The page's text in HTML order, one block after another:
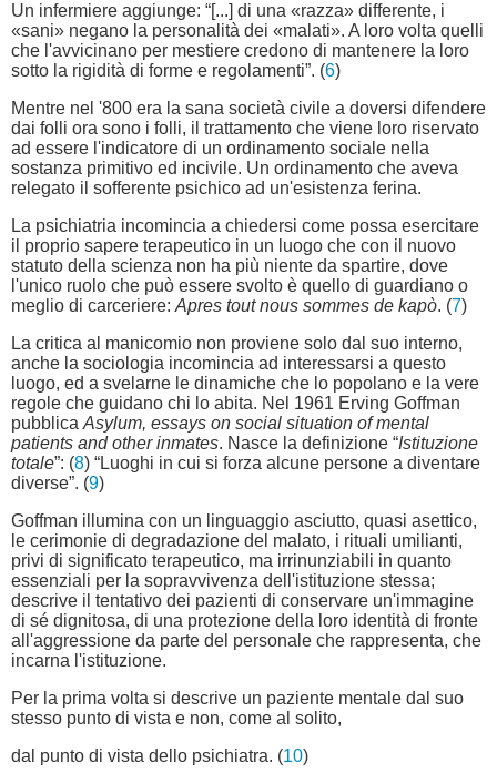
Un infermiere aggiunge: “[...] di una «razza» differente, i
«sani» negano la personalità dei «malati». A loro volta quelli
che l'avvicinano per mestiere credono di mantenere la loro
sotto la rigidità di forme e regolamenti”. (6)
Mentre nel '800 era la sana società civile a doversi difendere
dai folli ora sono i folli, il trattamento che viene loro riservato
ad essere l'indicatore di un ordinamento sociale nella
sostanza primitivo ed incivile. Un ordinamento che aveva
relegato il sofferente psichico ad un'esistenza ferina.
La psichiatria incomincia a chiedersi come possa esercitare
il proprio sapere terapeutico in un luogo che con il nuovo
statuto della scienza non ha più niente da spartire, dove
l'unico ruolo che può essere svolto è quello di guardiano o
meglio di carceriere:Apres tout nous sommes de kapò. (7)
La critica al manicomio non proviene solo dal suo interno,
anche la sociologia incomincia ad interessarsi a questo
luogo, ed a svelarne le dinamiche che lo popolano e la vere
regole che guidano chi lo abita. Nel 1961 Erving Goffman
pubblicaAsylum, essays on social situation of mental
patients and other inmates. Nasce la definizione “Istituzione
totale”: (8) “Luoghi in cui si forza alcune persone a diventare
diverse”. (9)
Goffman illumina con un linguaggio asciutto, quasi asettico,
le cerimonie di degradazione del malato, i rituali umilianti,
privi di significato terapeutico, ma irrinunziabili in quanto
essenziali per la sopravvivenza dell'istituzione stessa;
descrive il tentativo dei pazienti di conservare un'immagine
di sé dignitosa, di una protezione della loro identità di fronte
all'aggressione da parte del personale che rappresenta, che
incarna l'istituzione.
Per la prima volta si descrive un paziente mentale dal suo
stesso punto di vista e non, come al solito,
dal punto di vista dello psichiatra. (10)